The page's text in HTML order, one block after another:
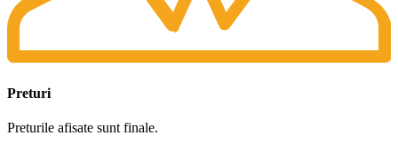
Preturi
Preturile afisate sunt finale.